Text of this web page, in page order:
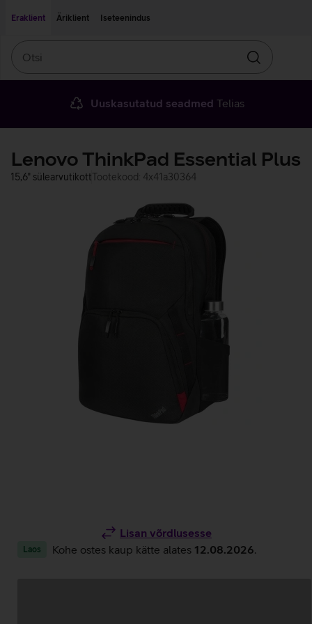
Eraklient
Äriklient Iseteenindus
Otsin
Uuskasutatud seadmed Telias
Lenovo ThinkPad Essential Plus
15,6" sülearvutikottTootekood: 4x41a30364
Lisan võrdlusesse
Laos Kohe ostes kaup kätte alates 12.08.2026